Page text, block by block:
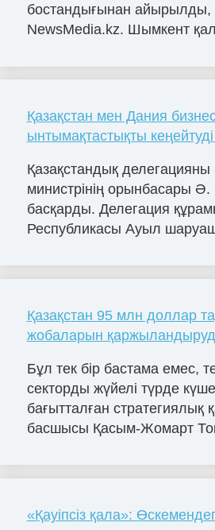
бостандығынан айырылды,
NewsMedia.kz. Шымкент
Қазақстан мен Дания бизнес
ынтымақтастықты
Қазақстандық
министрінің орынбасары
басқарды. Делегация
Республикасы Ауыл
Қазақстан 95 млн доллар
жобаларын
Бұл тек бір бастама емес,
секторды жүйелі түрде
бағытталған стратегиялық
басшысы Қасым-Жомарт
«Қауіпсіз қала»: